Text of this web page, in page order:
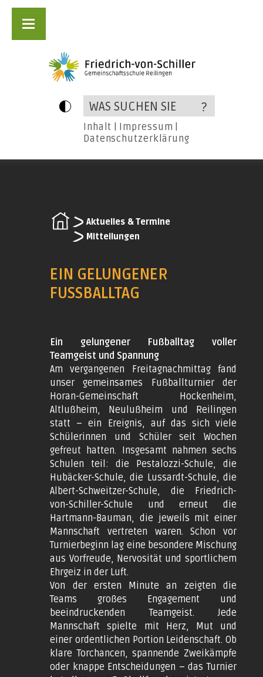
Inhalt Impressum
Datenschutzerklärung
Aktuelles & Termine
Mitteilungen
EIN GELUNGENER
FUSSBALLTAG
Ein gelungener Fußballtag voller
Teamgeist und Spannung
Am vergangenen Freitagnachmittag fand
unser gemeinsames Fußballturnier der
Horan-Gemeinschaft Hockenheim,
Altlußheim, Neulußheim und Reilingen
statt – ein Ereignis, auf das sich viele
Schülerinnen und Schüler seit Wochen
gefreut hatten. Insgesamt nahmen sechs
Schulen teil: die Pestalozzi-Schule, die
Hubäcker-Schule, die Lussardt-Schule, die
Albert-Schweitzer-Schule, die Friedrich-
von-Schiller-Schule und erneut die
Hartmann-Bauman, die jeweils mit einer
Mannschaft vertreten waren. Schon vor
Turnierbeginn lag eine besondere Mischung
aus Vorfreude, Nervosität und sportlichem
Ehrgeiz in der Luft.
Von der ersten Minute an zeigten die
Teams großes Engagement und
beeindruckenden Teamgeist. Jede
Mannschaft spielte mit Herz, Mut und
einer ordentlichen Portion Leidenschaft. Ob
klare Torchancen, spannende Zweikämpfe
oder knappe Entscheidungen – das Turnier